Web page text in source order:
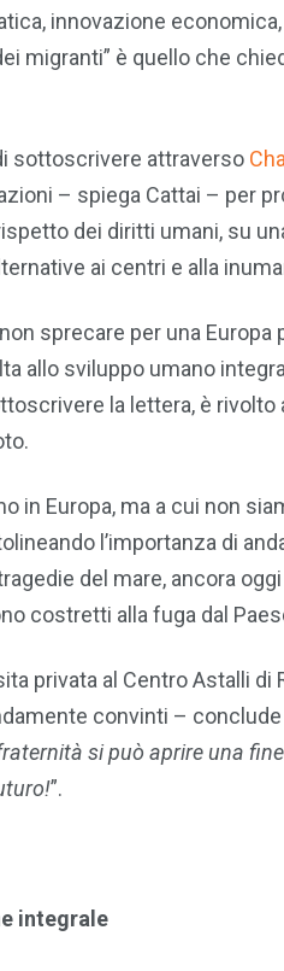
innovazione
migranti” è quello che
sottoscrivere attraverso
– spiega Cattai – per
dei diritti umani, su
ai centri e alla
sprecare per una Europa
allo sviluppo umano
la lettera, è rivolto
in Europa, ma a cui non
l’importanza di
del mare, ancora
costretti alla fuga dal
privata al Centro Astalli
convinti –
si può aprire una
”.
integrale